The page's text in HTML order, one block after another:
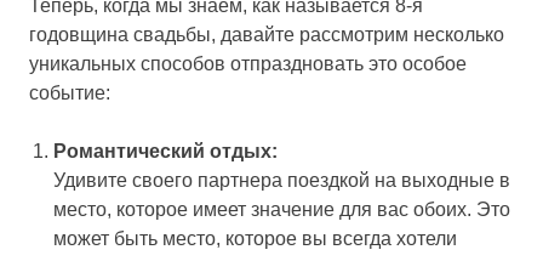
Теперь, когда мы знаем, как называется 8-я
годовщина свадьбы, давайте рассмотрим несколько
уникальных способов отпраздновать это особое
событие:
Романтический отдых:
Удивите своего партнера поездкой на выходные в
место, которое имеет значение для вас обоих. Это
может быть место, которое вы всегда хотели